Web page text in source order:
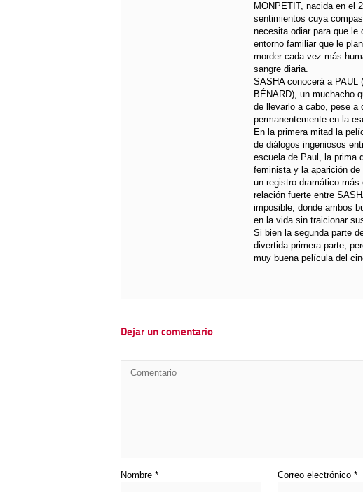
MONPETIT, nacida en el
sentimientos cuya
necesita odiar para que
entorno familiar que le
morder cada vez más
sangre diaria.
SASHA conocerá a PAUL
BÉNARD), un muchacho
de llevarlo a cabo, pese a
permanentemente en la
En la primera mitad la
de diálogos ingeniosos
escuela de Paul, la prima
feminista y la aparición
un registro dramático
relación fuerte entre
imposible, donde ambos
en la vida sin traicionar
Si bien la segunda parte
divertida primera parte,
muy buena película del
Dejar un comentario
Nombre * Correo electrónico *